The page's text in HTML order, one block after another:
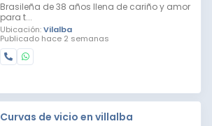
Brasileña de 38 años llena de cariño y amor
para t...
Ubicación:Vilalba
Publicado hace 2 semanas
Curvas de vicio en villalba